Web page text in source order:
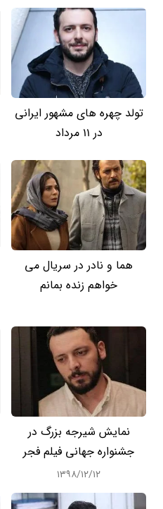
تولد چهره های مشهور ایرانی
در 11 مرداد
هما و نادر در سریال می
خواهم زنده بمانم
نمایش شیرجه بزرگ در
جشنواره جهانی فیلم فجر
۱۳۹۸/۱۲/۱۲